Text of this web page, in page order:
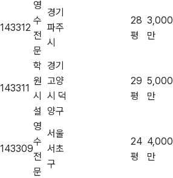
143312
영
수
전
문
경기
파주
시
28
평
3,000
만
143311
학
원
시
설
경기
고양
시 덕
양구
29
평
5,000
만
143309
영
수
전
문
서울
서초
구
24
평
4,000
만